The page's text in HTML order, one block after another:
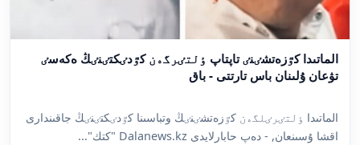
الماتىدا كٷزەتشٸنٸ تاپتاپ ٶلتٸرگەن كٷدٸكتٸنٸڭ ەكەسٸ
تۋعان ۇلىنان باس تارتتى - باق
الماتىدا ٶلتٸرٸلگەن كٷزەتشٸنٸڭ وتباسىنا كٷدٸكتٸنٸڭ جاقىندارى
اقشا ۇسىنعان, - دەپ حابارلايدى Dalanews.kz "كتك"...